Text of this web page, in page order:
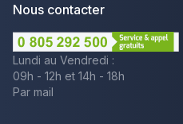
Nous contacter
Lundi au Vendredi :
09h - 12h et 14h - 18h
Par mail